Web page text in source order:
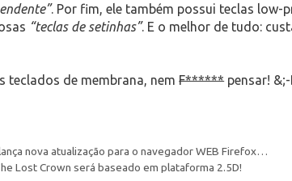
. Por fim, ele também possui teclas low-
“teclas de setinhas”. E o melhor de tudo:
teclados de membrana, nemF******pensar! &;-
nova atualização para o navegador WEB Firefox…
Lost Crown será baseado em plataforma 2.5D!